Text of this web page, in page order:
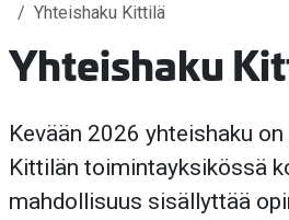
Yhteishaku Kittilä
Yhteishaku
Kevään 2026 yhteishaku
Kittilän toimintayksikössä
mahdollisuus sisällyttää